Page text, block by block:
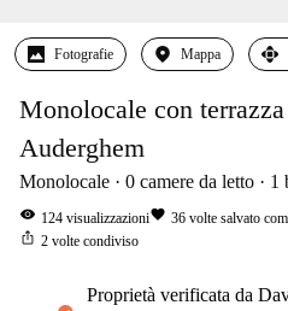
Fotografie Mappa
Monolocale con
Auderghem
Monolocale 0 camere da letto 1
visibility 124 visualizzazionifavorite 36 volte salvato
ios_share 2 volte condiviso
proprietà verificata da